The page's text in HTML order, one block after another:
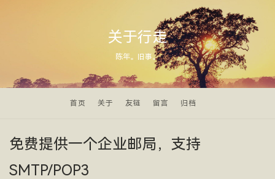
关于行走
陈年。旧事。
首页 关于 友链 留言 归档
免费提供一个企业邮局，支持
SMTP/POP3